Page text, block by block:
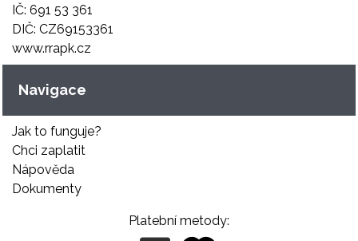
IČ: 691 53 361
DIČ: CZ69153361
www.rrapk.cz
Navigace
Jak to funguje?
Chci zaplatit
Nápověda
Dokumenty
Platební metody: